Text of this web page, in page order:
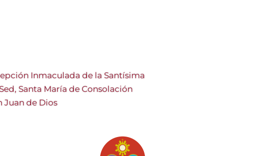
Inmaculada de la Santísima
Santa María de Consolación
Juan de Dios